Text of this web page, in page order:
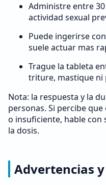
Administre entre
actividad sexual
Puede ingerirse
suele actuar mas
Trague la tableta
triture, mastique ni
Nota: la respuesta y la
personas. Si percibe
o insuficiente, hable
la dosis.
Advertencias